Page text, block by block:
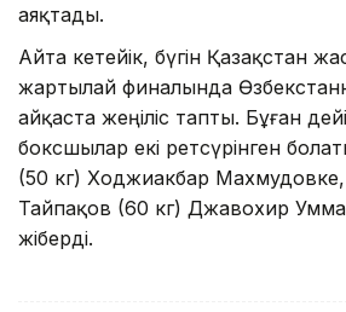
аяқтады.
Айта кетейік, бүгін Қазақстан
жартылай финалында
айқаста жеңіліс тапты. Бұған
боксшылар екі ретсүрінген
(50 кг) Ходжиакбар
Тайпақов (60 кг) Джавохир
жіберді.